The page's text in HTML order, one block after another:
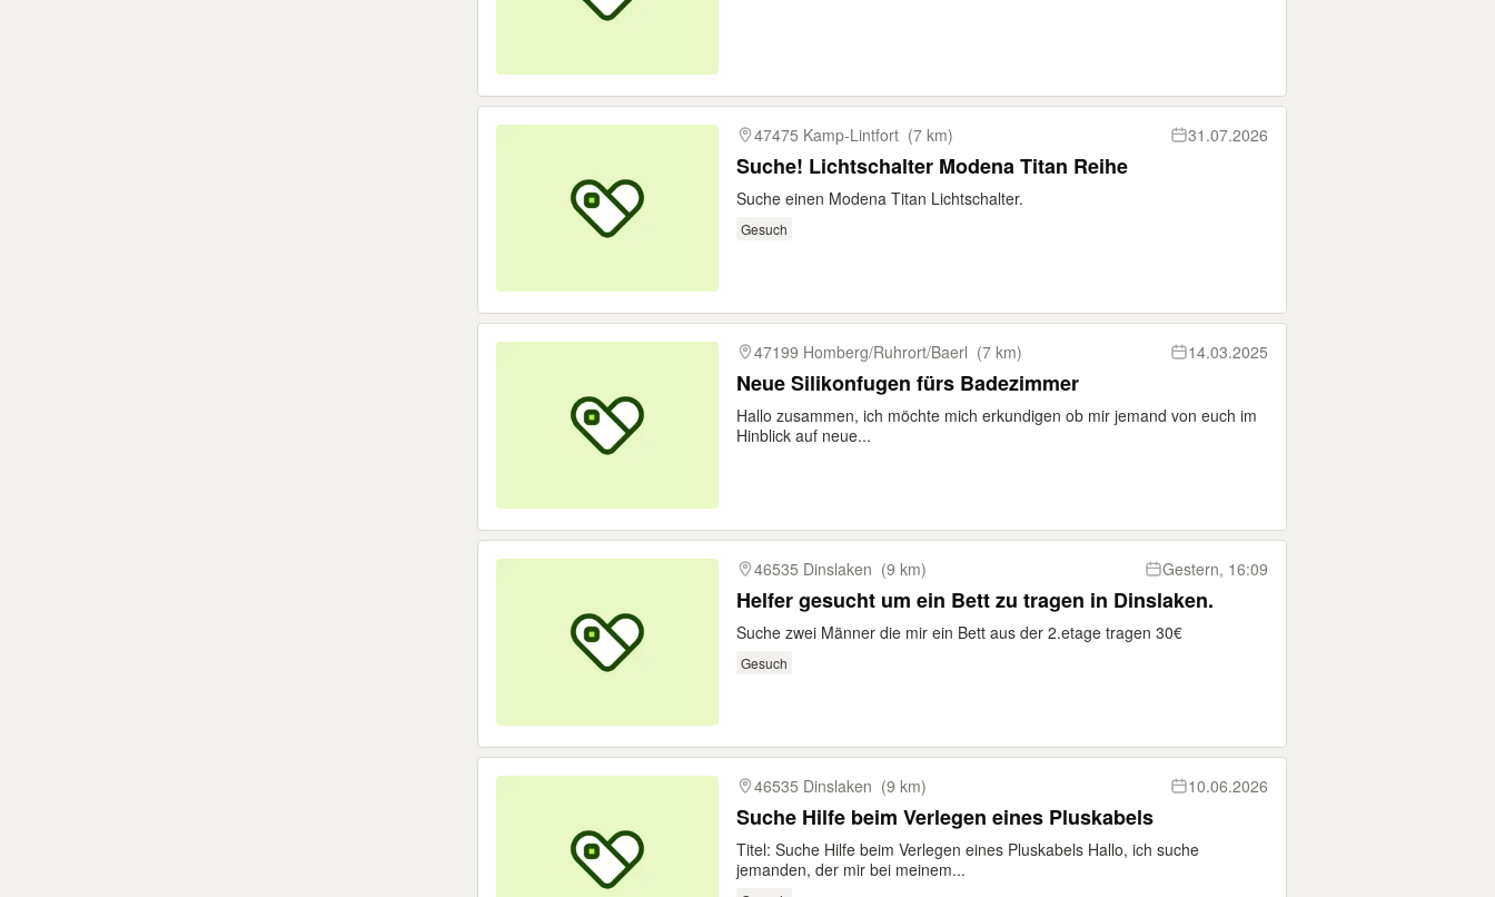
47475 Kamp-Lintfort (7 km) 31.07.2026
Suche! Lichtschalter Modena Titan Reihe
Suche einen Modena Titan Lichtschalter.
Gesuch
47199 Homberg/Ruhrort/Baerl (7 km) 14.03.2025
Neue Silikonfugen fürs Badezimmer
Hallo zusammen, ich möchte mich erkundigen ob mir jemand von euch im
Hinblick auf neue...
46535 Dinslaken (9 km) Gestern, 16:09
Helfer gesucht um ein Bett zu tragen in Dinslaken.
Suche zwei Männer die mir ein Bett aus der 2.etage tragen 30€
Gesuch
46535 Dinslaken (9 km) 10.06.2026
Suche Hilfe beim Verlegen eines Pluskabels
Titel: Suche Hilfe beim Verlegen eines Pluskabels Hallo, ich suche
jemanden, der mir bei meinem...